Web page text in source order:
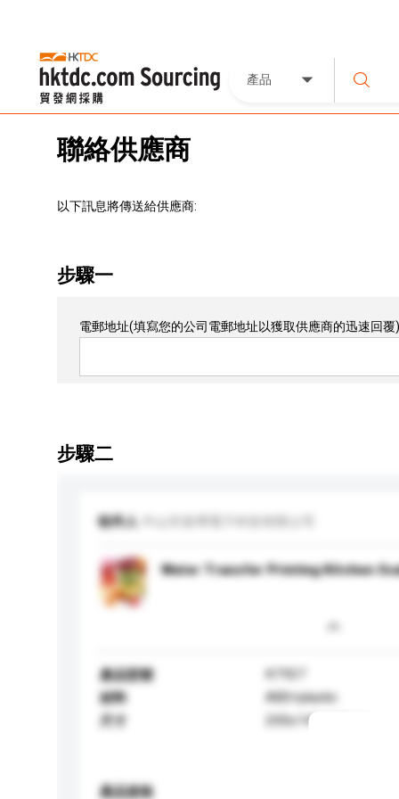
產品
聯絡供應商
以下訊息將傳送給供應商:
步驟一
電郵地址(填寫您的公司電郵地址以獲取供應商的迅速回覆)
步驟二
收件人
Water Transfer Printing Kitchen
產品型號
K7927
材料
ABS+plastic
200x145x14mm
產品規格